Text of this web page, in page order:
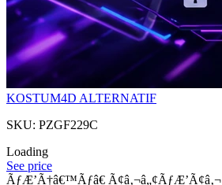
KOSTUM4D ALTERNATIF
SKU: PZGF229C
Loading
See price
ÃƒÆ’Ã†â€™Ãƒâ€ Ã¢â‚¬â„¢ÃƒÆ’Ã¢â‚¬